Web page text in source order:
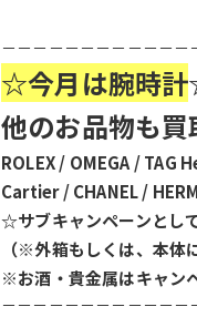
－－－－－－－－－－－
☆今月は腕時計
他のお品物も買
ROLEX / OMEGA / TAG
Cartier / CHANEL /
☆サブキャンペーンとし
（※外箱もしくは、本体
※お酒・貴金属はキャン
－－－－－－－－－－－